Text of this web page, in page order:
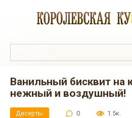
Ванильный бисквит на кипятке: очень
нежный и воздушный!
Десерты 0 1.5к.